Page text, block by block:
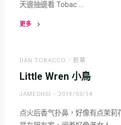
天邊抽邊看 Tobac …
更多
車
Choo
Train"
DAN TOBACCO / 菸草
Little Wren 小鳥
JAMESHSI 2019/03/14
点火后香气扑鼻，好像有点茉莉